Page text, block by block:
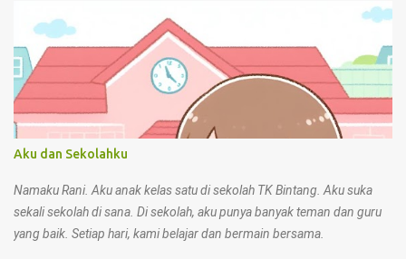
yang adil dan beradab b. Persatuan Indonesia c. Ketuhanan Yang
Maha Esa 6. Rantai emas melambangkan sila ke... a. Kedua b. Kelima
c. Pertama 7. Garuda Pancasila adalah... a. Hewan peliharaan b.
Lambang negara c. Lagu daerah 8. Nilai sila kedua Pancasila bisa
ditunjukkan dengan... a. Mencontek saat ulangan b. Berbuat kasar
kepada teman c. Menolong teman yang jatuh 9. Di sekolah, kita
sembarangan 10. Di rumah, kita bisa menunjukkan sikap sesuai
Pancasila deng...
Aku dan Sekolahku
Namaku Rani. Aku anak kelas satu di sekolah TK Bintang. Aku suka
sekali sekolah di sana. Di sekolah, aku punya banyak teman dan guru
yang baik. Setiap hari, kami belajar dan bermain bersama.